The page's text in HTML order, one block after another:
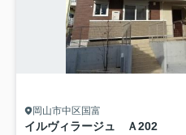
岡山市中区国富
イルヴィラージュ Ａ202